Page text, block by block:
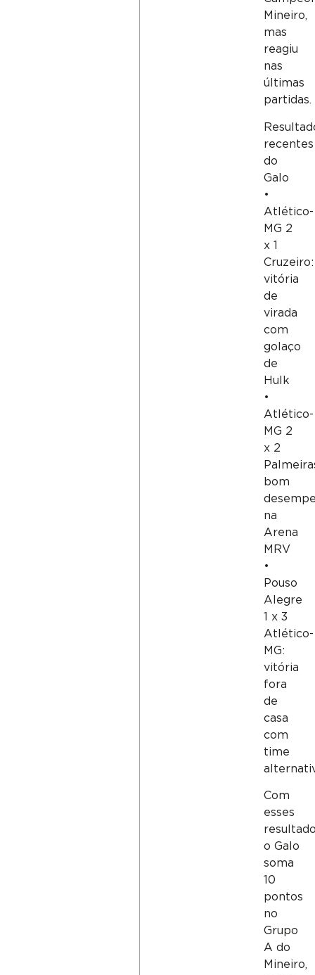
Mineiro,
mas
reagiu
nas
últimas
partidas.
recentes
do
Galo
•
Atlético-
MG 2
x 1
Cruzeiro:
vitória
de
virada
com
golaço
de
Hulk
•
Atlético-
MG 2
x 2
bom
na
Arena
MRV
•
Pouso
Alegre
1 x 3
Atlético-
MG:
vitória
fora
de
casa
com
time
Com
esses
o Galo
soma
10
pontos
no
Grupo
A do
Mineiro,